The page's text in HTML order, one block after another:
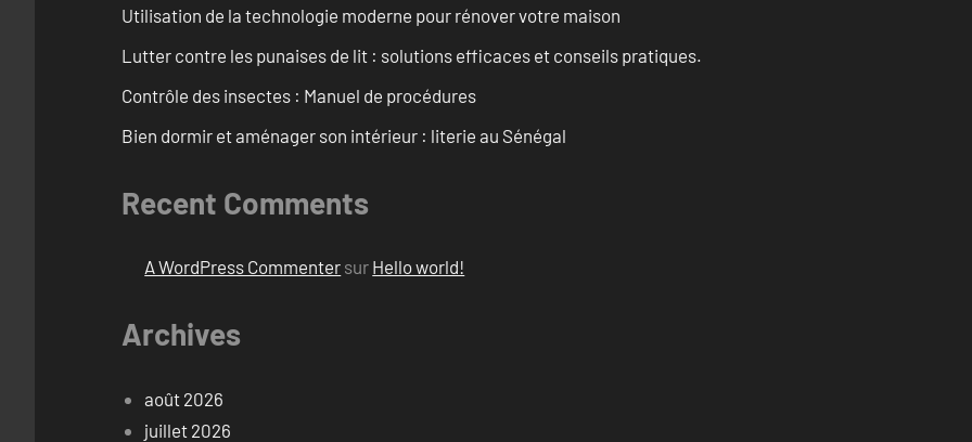
Utilisation de la technologie moderne pour rénover votre maison
Lutter contre les punaises de lit : solutions efficaces et conseils pratiques.
Contrôle des insectes : Manuel de procédures
Bien dormir et aménager son intérieur : literie au Sénégal
Recent Comments
A WordPress Commenter sur Hello world!
Archives
août 2026
juillet 2026